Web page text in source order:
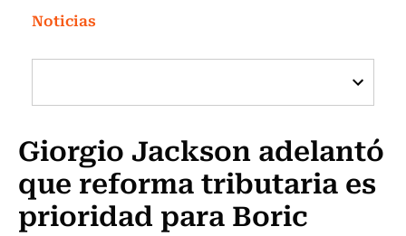
Investigación
Cultura
Programas Radio y TV Usach
Noticias
Giorgio Jackson adelantó
que reforma tributaria es
prioridad para Boric